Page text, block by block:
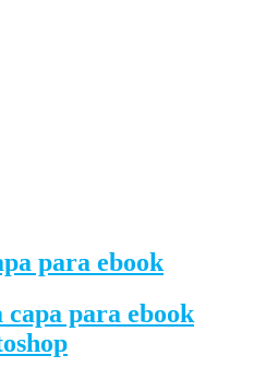
para ebook
para ebook